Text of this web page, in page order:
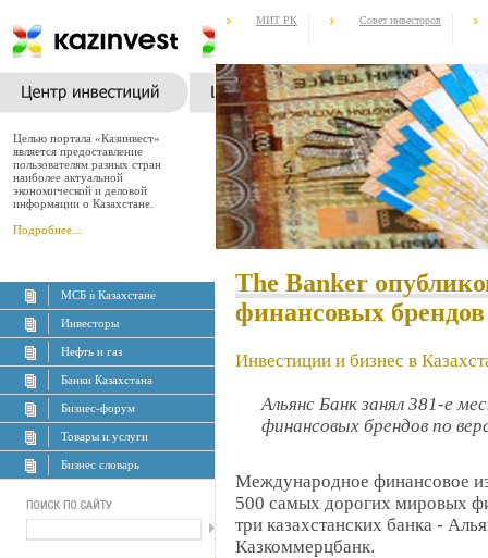
Целью портала «Казинвест»
является предоставление
пользователям разных стран
наиболее актуальной
экономической и деловой
информации о Казахстане.
Подробнее...
МСБ в Казахстане
Инвесторы
Нефть и газ
Банки Казахстана
Бизнес-форум
Товары и услуги
Бизнес словарь
МИТ РК Совет инвесторов
The Banker
финансовых брендов
Инвестиции и бизнес в
Альянс Банк занял 381-е
финансовых брендов по
Международное финансовое
500 самых дорогих мировых
три казахстанских банка -
Казкоммерцбанк.